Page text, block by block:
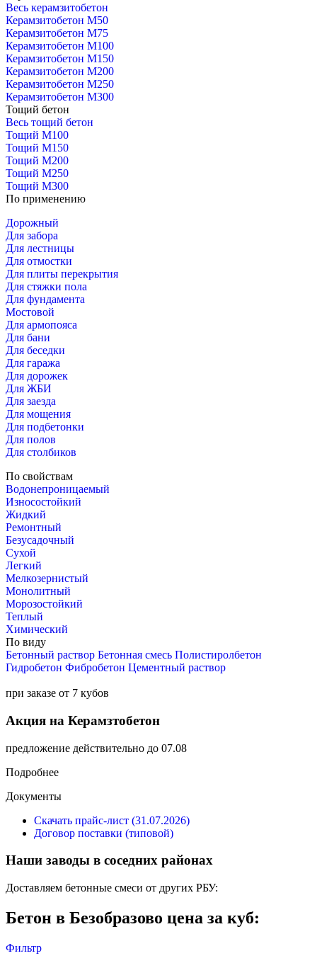
Весь керамзитобетон
Керамзитобетон М50
Керамзитобетон М75
Керамзитобетон М100
Керамзитобетон М150
Керамзитобетон М200
Керамзитобетон М250
Керамзитобетон М300
Тощий бетон
Весь тощий бетон
Тощий М100
Тощий М150
Тощий М200
Тощий М250
Тощий М300
По применению
Дорожный
Для забора
Для лестницы
Для отмостки
Для плиты перекрытия
Для стяжки пола
Для фундамента
Мостовой
Для армопояса
Для бани
Для беседки
Для гаража
Для дорожек
Для ЖБИ
Для заезда
Для мощения
Для подбетонки
Для полов
Для столбиков
По свойствам
Водонепроницаемый
Износостойкий
Жидкий
Ремонтный
Безусадочный
Сухой
Легкий
Мелкозернистый
Монолитный
Морозостойкий
Теплый
Химический
По виду
Бетонный раствор Бетонная смесь Полистиролбетон
Гидробетон Фибробетон Цементный раствор
при заказе от 7 кубов
Акция на Керамзтобетон
предложение действительно до 07.08
Подробнее
Документы
Скачать прайс-лист (31.07.2026)
Договор поставки (типовой)
Наши заводы в соседних районах
Доставляем бетонные смеси от других РБУ:
Бетон в Безобразово цена за куб:
Фильтр